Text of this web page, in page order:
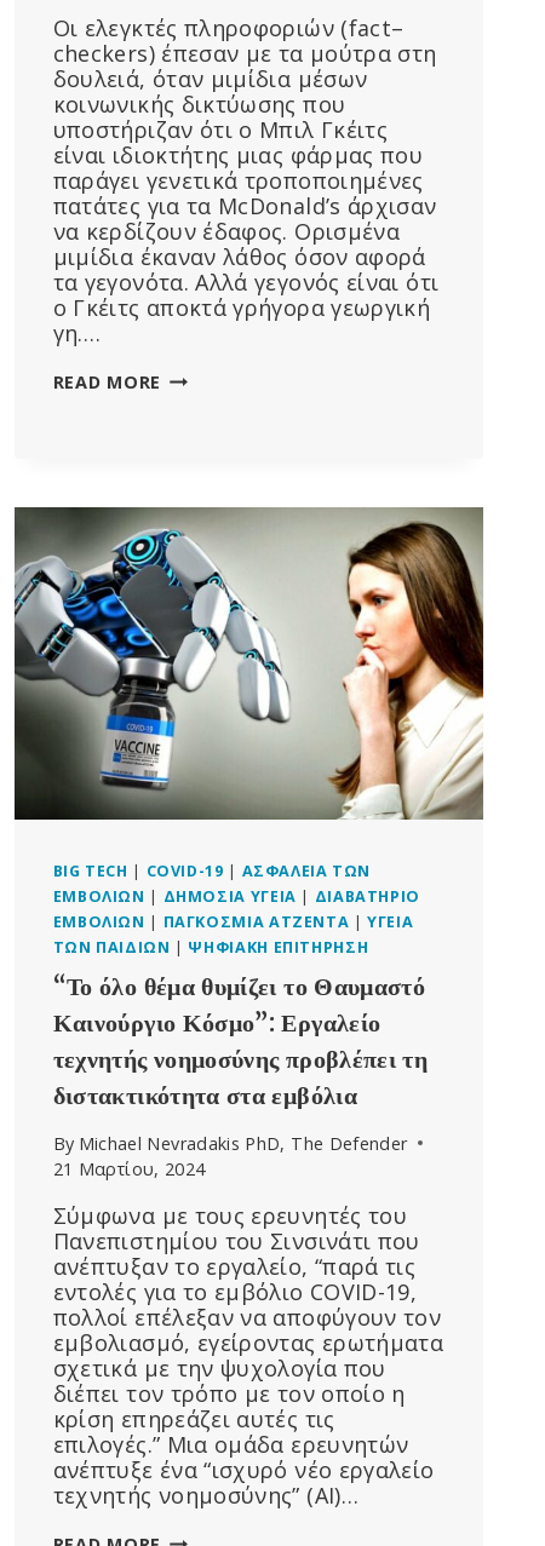
Οι ελεγκτές πληροφοριών (fact–
checkers) έπεσαν με τα μούτρα στη
δουλειά, όταν μιμίδια μέσων
κοινωνικής δικτύωσης που
υποστήριζαν ότι ο Μπιλ Γκέιτς
είναι ιδιοκτήτης μιας φάρμας που
παράγει γενετικά τροποποιημένες
πατάτες για τα McDonald’s άρχισαν
να κερδίζουν έδαφος. Ορισμένα
μιμίδια έκαναν λάθος όσον αφορά
τα γεγονότα. Αλλά γεγονός είναι ότι
ο Γκέιτς αποκτά γρήγορα γεωργική
γη….
READ MORE Ο
ΤΡΟΠΟΠΟΙΗΜΈΝΕΣ
ΠΑΤΆΤΕΣ
ΚΑΙ
ΟΙ
ΠΑΤΆΤΕΣ
MCDONALD’S
–
ΤΙ
ΣΥΜΒΑΊΝΕΙ;
BIG TECH | COVID-19 | ΑΣΦΆΛΕΙΑ ΤΩΝ
ΕΜΒΟΛΊΩΝ | ΔΗΜΌΣΙΑ ΥΓΕΊΑ | ΔΙΑΒΑΤΉΡΙΟ
ΕΜΒΟΛΊΩΝ | ΠΑΓΚΌΣΜΙΑ ΑΤΖΈΝΤΑ |ΥΓΕΊΑ
ΤΩΝ ΠΑΙΔΙΏΝ | ΨΗΦΙΑΚΉ ΕΠΙΤΉΡΗΣΗ
“Το όλο θέμα θυμίζει το Θαυμαστό
Καινούργιο Κόσμο”: Εργαλείο
τεχνητής νοημοσύνης προβλέπει τη
διστακτικότητα στα εμβόλια
By Michael Nevradakis PhD, The Defender
21 Μαρτίου, 2024
Σύμφωνα με τους ερευνητές του
Πανεπιστημίου του Σινσινάτι που
ανέπτυξαν το εργαλείο, “παρά τις
εντολές για το εμβόλιο COVID-19,
πολλοί επέλεξαν να αποφύγουν τον
εμβολιασμό, εγείροντας ερωτήματα
σχετικά με την ψυχολογία που
διέπει τον τρόπο με τον οποίο η
κρίση επηρεάζει αυτές τις
επιλογές.” Μια ομάδα ερευνητών
ανέπτυξε ένα “ισχυρό νέο εργαλείο
τεχνητής νοημοσύνης” (AI)…